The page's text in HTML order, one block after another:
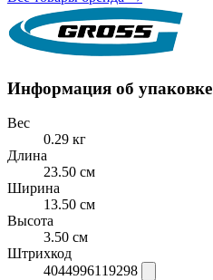
Информация об упаковке
Вес
0.29 кг
Длина
23.50 см
Ширина
13.50 см
Высота
3.50 см
Штрихкод
4044996119298